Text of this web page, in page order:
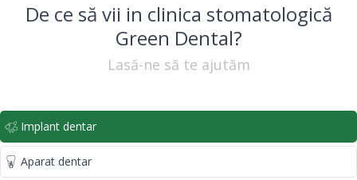
De ce să vii in clinica stomatologică
Green Dental?
Lasă-ne să te ajutăm
Implant dentar
Aparat dentar